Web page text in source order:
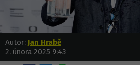
Autor: Jan Hrabě
2. února 2025 9:43